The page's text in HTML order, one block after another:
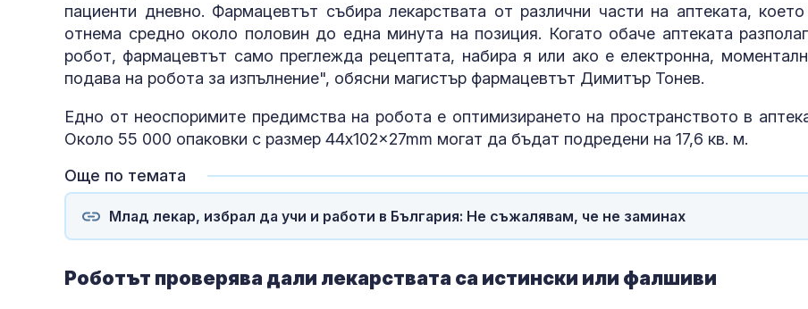
пациенти дневно. Фармацевтът събира лекарствата от различни части на аптеката,
отнема средно около половин до една минута на позиция. Когато обаче аптеката
робот, фармацевтът само преглежда рецептата, набира я или ако е електронна,
подава на робота за изпълнение", обясни магистър фармацевтът Димитър Тонев.
Едно от неоспоримите предимства на робота е оптимизирането на пространството в
Около 55 000 опаковки с размер 44x102x27mm могат да бъдат подредени на 17,6 кв. м.
Още по темата
Млад лекар, избрал да учи и работи в България: Не съжалявам, че не заминах
Роботът проверява дали лекарствата са истински или фалшиви
Добрина:
Пожарникари
Знаем всички